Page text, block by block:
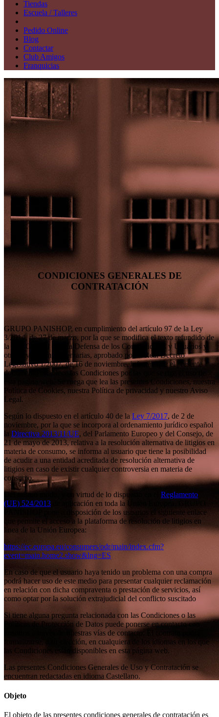
Tiendas
Escuela / Talleres
Pedido Online
Blog
Contactar
Club Amigos
Franquicias
CONDICIONES GENERALES DE
CONTRATACIÓN
GRUPO PANISHOP, en cumplimiento del artículo 97 de la Ley
3/2014, de 27 de marzo, por la que se modifica el texto refundido de
la Ley General para la Defensa de los Consumidores y Usuarios y
otras leyes complementarias, aprobado por el Real Decreto
Legislativo 1/2007, de 16 de noviembre, informa que el presente
documento establece las Condiciones por las que se rige el uso de
esta página web. Se ruega que lea las presentes Condiciones, nuestra
Política de Cookies, nuestra Política de privacidad y nuestro Aviso
Legal.
Según lo dispuesto en el artículo 40 de la Ley 7/2017, de 2 de
noviembre, por la que se incorpora al ordenamiento jurídico español
la Directiva 2013/11/UE, del Parlamento Europeo y del Consejo, de
21 de mayo de 2013, relativa a la resolución alternativa de litigios en
materia de consumo, se informa al usuario que tiene la posibilidad
de acudir a una entidad acreditada de resolución alternativa de
litigios en caso de existir cualquier controversia en materia de
consumo.
Del mismo modo, y en virtud de lo dispuesto en el Reglamento
(UE) 524/2013 de aplicación en toda la Unión Europea, GRUPO
PANISHOP pone a disposición de los usuarios el siguiente enlace
que permite el acceso a la plataforma de resolución de litigios en
línea de la Unión Europea:
https://ec.europa.eu/consumers/odr/main/index.cfm?
event=main.home2.show&lng=ES
En caso de que el usuario haya tenido un problema con una compra
podrá hacer uso de este medio para presentar cualquier reclamación
en relación con dicha compraventa o prestación de servicios, así
como optar por la solución extrajudicial del conflicto suscitado
Si tiene alguna pregunta relacionada con las Condiciones o las
Políticas de Protección de Datos puede ponerse en contacto con
nosotros a través de nuestras vías de contacto. El contrato podrá
formalizarse, a su elección, en cualquiera de los idiomas en los que
las Condiciones están disponibles en esta página web.
Las presentes Condiciones Generales de Uso y Contratación se
encuentran redactadas en idioma Castellano.
Objeto
El objeto de las presentes condiciones generales de contratación es